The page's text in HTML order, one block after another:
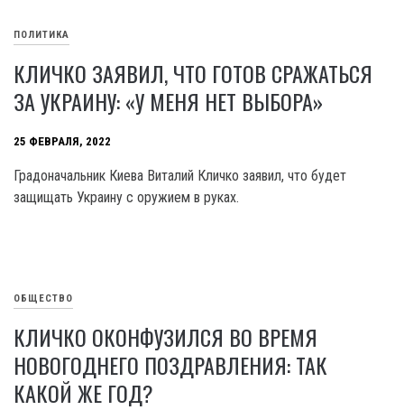
ПОЛИТИКА
КЛИЧКО ЗАЯВИЛ, ЧТО ГОТОВ СРАЖАТЬСЯ
ЗА УКРАИНУ: «У МЕНЯ НЕТ ВЫБОРА»
25 ФЕВРАЛЯ, 2022
Градоначальник Киева Виталий Кличко заявил, что будет
защищать Украину с оружием в руках.
ОБЩЕСТВО
КЛИЧКО ОКОНФУЗИЛСЯ ВО ВРЕМЯ
НОВОГОДНЕГО ПОЗДРАВЛЕНИЯ: ТАК
КАКОЙ ЖЕ ГОД?